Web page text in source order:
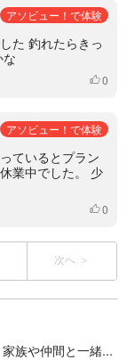
アソビュー！で体験
た 釣れたらきっ
いいね
0
アソビュー！で体験
ているとプラン
業中でした。 少
いいね
0
次へ
家族や仲間と⼀緒...